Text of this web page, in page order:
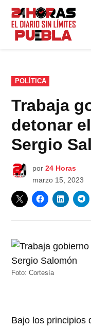
Saltar
contenido
PUBLICADO
EN
POLÍTICA
Trabaja
detonar
Sergio
por 24 Horas
marzo 15, 2023
Foto: Cortesía
Bajo los principios